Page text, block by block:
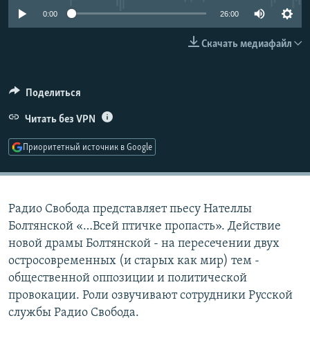
РАСПИСАНИЕ ВЕЩАНИЯ
0:00 26:00
Скачать медиафайл
Поделиться
Читать без VPN
Приоритетный источник в Google
Радио Свобода представляет пьесу Нателлы
Болтянской «…Всей птичке пропасть». Действие
новой драмы Болтянской - на пересечении двух
остросовременных (и старых как мир) тем -
общественной оппозиции и политической
провокации. Роли озвучивают сотрудники Русской
службы Радио Свобода.